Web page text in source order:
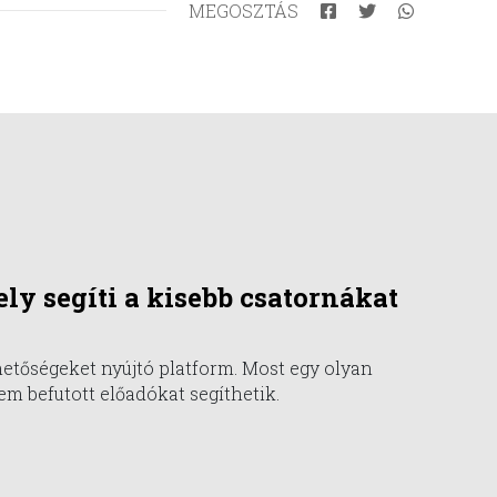
MEGOSZTÁS
segíti a kisebb csatornákat
nyújtó platform. Most egy olyan
befutott előadókat segíthetik.